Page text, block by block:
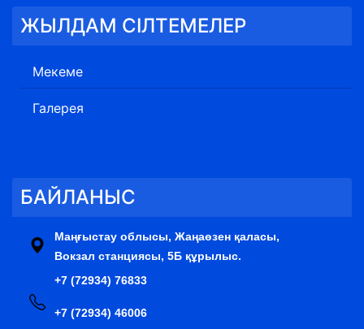
ЖЫЛДАМ СІЛТЕМЕЛЕР
Мекеме
Галерея
БАЙЛАНЫС
Маңғыстау облысы, Жаңаөзен қаласы,
Вокзал станциясы, 5Б құрылыс.
+7 (72934) 76833
+7 (72934) 46006